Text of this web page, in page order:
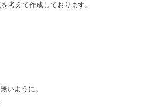
考えて作成しております。
いように。